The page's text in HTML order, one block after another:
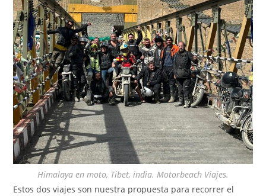
Himalaya en moto, Tibet, india. Motorbeach Viajes.
Estos dos viajes son nuestra propuesta para recorrer el